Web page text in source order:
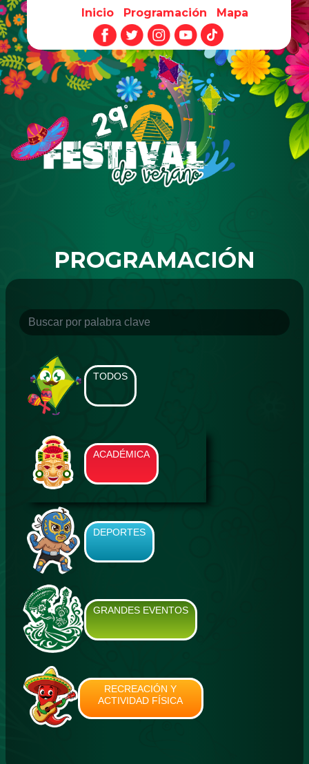
Pasar al contenido principal
Inicio Programación Mapa
PROGRAMACIÓN
TODOS
ACADÉMICA
DEPORTES
GRANDES EVENTOS
RECREACIÓN Y
ACTIVIDAD FÍSICA